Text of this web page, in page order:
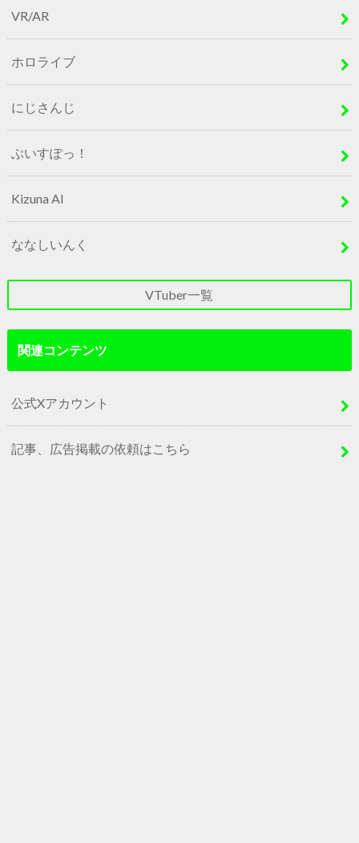
VR/AR
ホロライブ
にじさんじ
ぶいすぽっ！
Kizuna AI
ななしいんく
VTuber一覧
関連コンテンツ
公式Xアカウント
記事、広告掲載の依頼はこちら